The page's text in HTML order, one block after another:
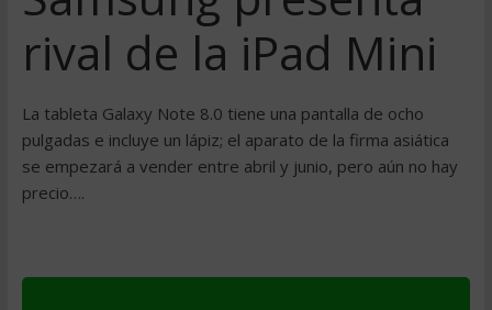
rival de la iPad Mini
La tableta Galaxy Note 8.0 tiene una pantalla de ocho
pulgadas e incluye un lápiz; el aparato de la firma asiática
se empezará a vender entre abril y junio, pero aún no hay
precio….